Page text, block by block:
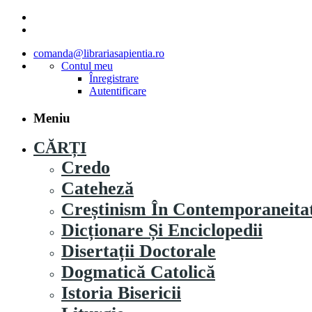
comanda@librariasapientia.ro
Contul meu
Înregistrare
Autentificare
Meniu
CĂRȚI
Credo
Cateheză
Creștinism În
Dicționare Și Enciclopedii
Disertații Doctorale
Dogmatică Catolică
Istoria Bisericii